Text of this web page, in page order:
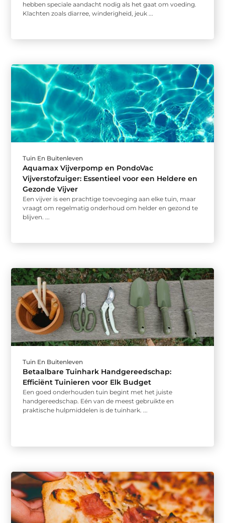
hebben speciale aandacht nodig als het gaat om voeding.
Klachten zoals diarree, winderigheid, jeuk ...
Tuin En Buitenleven
Aquamax Vijverpomp en PondoVac
Vijverstofzuiger: Essentieel voor een Heldere en
Gezonde Vijver
Een vijver is een prachtige toevoeging aan elke tuin, maar
vraagt om regelmatig onderhoud om helder en gezond te
blijven. ...
Tuin En Buitenleven
Betaalbare Tuinhark Handgereedschap:
Efficiënt Tuinieren voor Elk Budget
Een goed onderhouden tuin begint met het juiste
handgereedschap. Eén van de meest gebruikte en
praktische hulpmiddelen is de tuinhark. ...